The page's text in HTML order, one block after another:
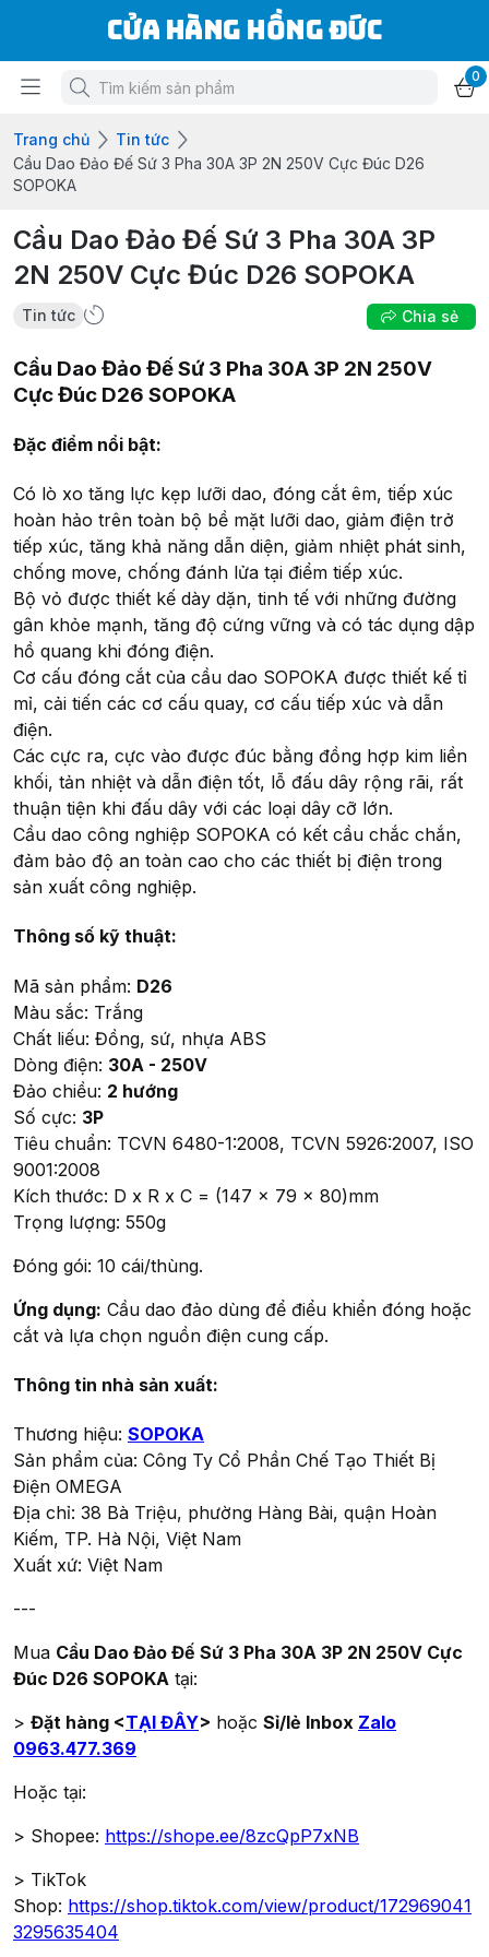
Cửa Hàng Hồng Đức
0
Trang chủ
Tin tức
Cầu Dao Đảo Đế Sứ 3 Pha 30A 3P 2N 250V Cực Đúc D26
SOPOKA
Cầu Dao Đảo Đế Sứ 3 Pha 30A 3P
2N 250V Cực Đúc D26 SOPOKA
Tin tức Chia sẻ
Cầu Dao Đảo Đế Sứ 3 Pha 30A 3P 2N 250V
Cực Đúc D26 SOPOKA
Đặc điểm nổi bật:
Có lò xo tăng lực kẹp lưỡi dao, đóng cắt êm, tiếp xúc
hoàn hảo trên toàn bộ bề mặt lưỡi dao, giảm điện trở
tiếp xúc, tăng khả năng dẫn diện, giảm nhiệt phát sinh,
chống move, chống đánh lửa tại điểm tiếp xúc.
Bộ vỏ được thiết kế dày dặn, tinh tế với những đường
gân khỏe mạnh, tăng độ cứng vững và có tác dụng dập
hồ quang khi đóng điện.
Cơ cấu đóng cắt của cầu dao SOPOKA được thiết kế tỉ
mỉ, cải tiến các cơ cấu quay, cơ cấu tiếp xúc và dẫn
điện.
Các cực ra, cực vào được đúc bằng đồng hợp kim liền
khối, tản nhiệt và dẫn điện tốt, lỗ đấu dây rộng rãi, rất
thuận tiện khi đấu dây với các loại dây cỡ lớn.
Cầu dao công nghiệp SOPOKA có kết cầu chắc chắn,
đảm bảo độ an toàn cao cho các thiết bị điện trong
sản xuất công nghiệp.
Thông số kỹ thuật:
Mã sản phẩm: D26
Màu sắc: Trắng
Chất liếu: Đồng, sứ, nhựa ABS
Dòng điện: 30A - 250V
Đảo chiều: 2 hướng
Số cực: 3P
Tiêu chuẩn: TCVN 6480-1:2008, TCVN 5926:2007, ISO
9001:2008
Kích thước: D x R x C = (147 x 79 x 80)mm
Trọng lượng: 550g
Đóng gói: 10 cái/thùng.
Ứng dụng: Cầu dao đảo dùng để điểu khiển đóng hoặc
cắt và lựa chọn nguồn điện cung cấp.
Thông tin nhà sản xuất:
Thương hiệu: SOPOKA
Sản phẩm của: Công Ty Cổ Phần Chế Tạo Thiết Bị
Điện OMEGA
Địa chỉ: 38 Bà Triệu, phường Hàng Bài, quận Hoàn
Kiếm, TP. Hà Nội, Việt Nam
Xuất xứ: Việt Nam
---
Mua Cầu Dao Đảo Đế Sứ 3 Pha 30A 3P 2N 250V Cực
Đúc D26 SOPOKA tại:
> Đặt hàng <TẠI ĐÂY> hoặc Sỉ/lẻ Inbox Zalo
0963.477.369
Hoặc tại:
> Shopee: https://shope.ee/8zcQpP7xNB
> TikTok
Shop: https://shop.tiktok.com/view/product/172969041
3295635404